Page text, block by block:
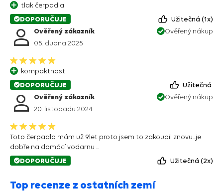
tlak čerpadla
DOPORUČUJE
Užitečná 1
Ověřený zákazník
05. dubna 2025
Ověřený nákup
kompaktnost
DOPORUČUJE
Užitečná
Ověřený zákazník
20. listopadu 2024
Ověřený nákup
Toto čerpadlo mám už 9let proto jsem to zakoupil znovu...je
dobře na domácí vodarnu ...
DOPORUČUJE
Užitečná 2
Top recenze z ostatních zemí